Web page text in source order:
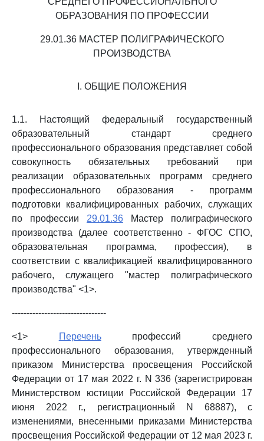
ОБРАЗОВАНИЯ ПО ПРОФЕССИИ
29.01.36 МАСТЕР ПОЛИГРАФИЧЕСКОГО
ПРОИЗВОДСТВА
I. ОБЩИЕ ПОЛОЖЕНИЯ
1.1. Настоящий федеральный государственный
образовательный стандарт среднего
профессионального образования представляет собой
совокупность обязательных требований при
реализации образовательных программ среднего
профессионального образования - программ
подготовки квалифицированных рабочих, служащих
по профессии 29.01.36 Мастер полиграфического
производства (далее соответственно - ФГОС СПО,
образовательная программа, профессия), в
соответствии с квалификацией квалифицированного
рабочего, служащего "мастер полиграфического
производства" <1>.
--------------------------------
<1> Переченьпрофессий среднего
профессионального образования, утвержденный
приказом Министерства просвещения Российской
Федерации от 17 мая 2022 г. N 336 (зарегистрирован
Министерством юстиции Российской Федерации 17
июня 2022 г., регистрационный N 68887), с
изменениями, внесенными приказами Министерства
просвещения Российской Федерации от 12 мая 2023 г.